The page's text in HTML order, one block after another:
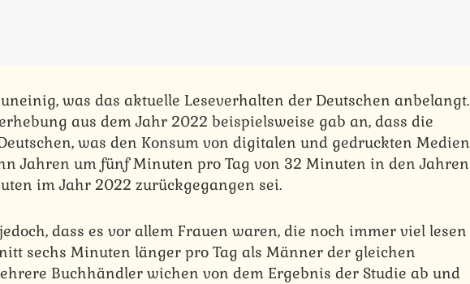
was das aktuelle Leseverhalten der Deutschen anbelangt.
aus dem Jahr 2022 beispielsweise gab an, dass die
was den Konsum von digitalen und gedruckten Medien
Jahren um fünf Minuten pro Tag von 32 Minuten in den Jahren
im Jahr 2022 zurückgegangen sei.
dass es vor allem Frauen waren, die noch immer viel lesen
sechs Minuten länger pro Tag als Männer der gleichen
Buchhändler wichen von dem Ergebnis der Studie ab und